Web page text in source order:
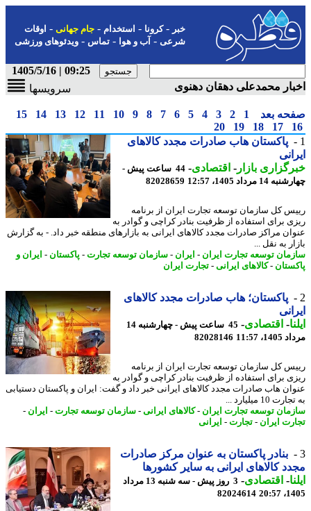
-کرونا-استخدام- جام جهانی-اوقات
شرعی-آب و هوا-تماس-ویدئوهای ورزشی
09:25 | 1405/5/16
محمدعلی دهقان دهنوی
سرویسها
بعد 1
2
3
4
5
6
7
8
9
10
11
12
13
14
15
17
18
19
20
پاکستان هاب صادرات مجدد کالاهای
بازار- اقتصادی-
44 ساعت پیش -
مرداد 1405، 12:57
82028659
کل سازمان توسعه تجارت ایران از برنامه
برای استفاده از ظرفیت بنادر کراچی و گوادر به
مراکز صادرات مجدد کالاهای ایرانی به بازارهای منطقه خبر داد. - به گزارش
به نقل ...
توسعه تجارت ایران - ایران - سازمان توسعه تجارت- پاکستان-ایران و
-کالاهای ایرانی- تجارت ایران
پاکستان؛ هاب صادرات مجدد کالاهای
-اقتصادی-
45 ساعت پیش - چهارشنبه 14
11:57
82028146
کل سازمان توسعه تجارت ایران از برنامه
برای استفاده از ظرفیت بنادر کراچی و گوادر به
هاب صادرات مجدد کالاهای ایرانی خبر داد و گفت: ایران و پاکستان دستیابی
10 میلیارد ...
توسعه تجارت ایران - کالاهای ایرانی- سازمان توسعه تجارت- ایران -
ایران - تجارت- ایرانی
بنادر پاکستان به عنوان مرکز صادرات
کالاهای ایرانی به سایر کشورها
-اقتصادی-
3 روز پیش - سه شنبه 13 مرداد
82024614